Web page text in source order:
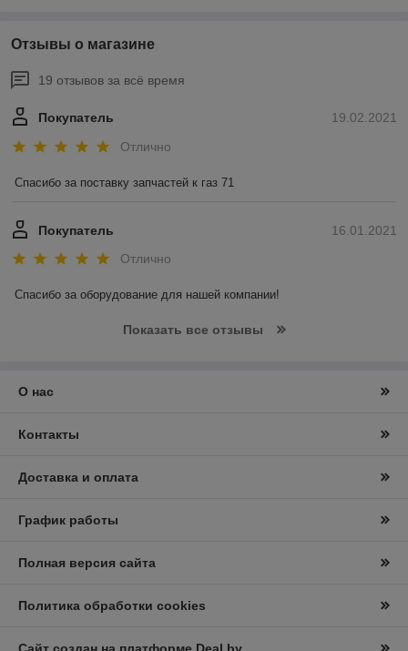
Отзывы о магазине
19 отзывов за всё время
19.02.2021
Покупатель
Отлично
Спасибо за поставку запчастей к газ 71
16.01.2021
Покупатель
Отлично
Спасибо за оборудование для нашей компании!
Показать все отзывы
О нас
Контакты
Доставка и оплата
График работы
Полная версия сайта
Политика обработки cookies